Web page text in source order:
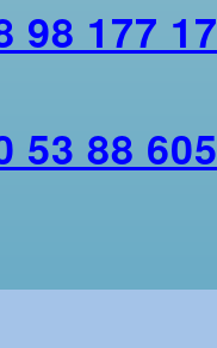
98 177 17
53 88 605